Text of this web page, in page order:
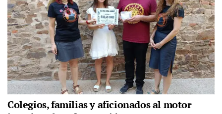
Colegios, familias y aficionados al motor